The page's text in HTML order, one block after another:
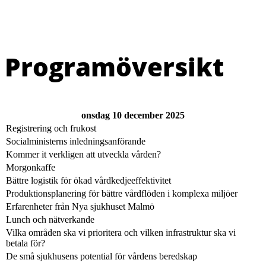
Programöversikt
onsdag 10 december 2025
Registrering och frukost
Socialministerns inledningsanförande
Kommer it verkligen att utveckla vården?
Morgonkaffe
Bättre logistik för ökad vårdkedjeeffektivitet
Produktionsplanering för bättre vårdflöden i komplexa miljöer
Erfarenheter från Nya sjukhuset Malmö
Lunch och nätverkande
Vilka områden ska vi prioritera och vilken infrastruktur ska vi
betala för?
De små sjukhusens potential för vårdens beredskap